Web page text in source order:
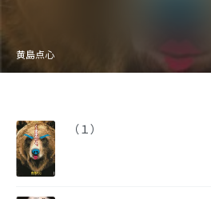
黄島点心
（１）